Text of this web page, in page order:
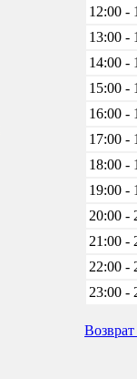
12:00 -
13:00 -
14:00 -
15:00 -
16:00 -
17:00 -
18:00 -
19:00 -
20:00 -
21:00 -
22:00 -
23:00 -
Возврат